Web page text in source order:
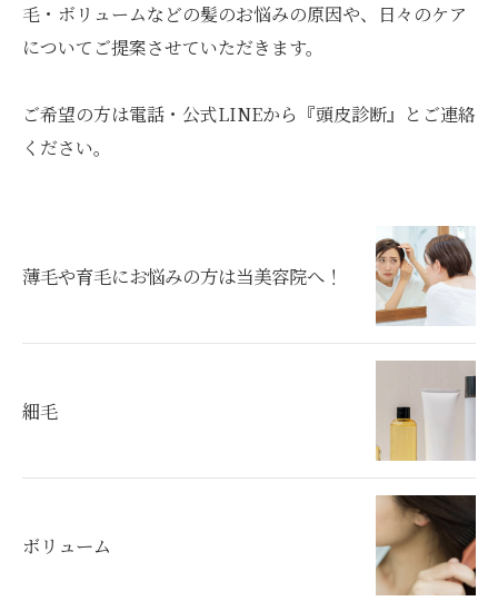
毛・ボリュームなどの髪のお悩みの原因や、日々のケア
についてご提案させていただきます。
ご希望の方は電話・公式LINEから『頭皮診断』とご連絡
ください。
薄毛や育毛にお悩みの方は当美容院へ！
細毛
ボリューム